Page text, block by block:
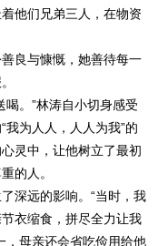
他们兄弟三人，在物资
良与慷慨，她善待每一
。”林涛自小切身感受
为人人，人人为我”的
灵中，让他树立了最初
的人。
深远的影响。“当时，我
衣缩食，拼尽全力让我
，母亲还会省吃俭用给他